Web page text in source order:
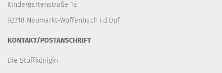
Kindergartenstraße 1a
92318 Neumarkt-Woffenbach i.d.Opf.
KONTAKT/POSTANSCHRIFT
Die Stoffkönigin